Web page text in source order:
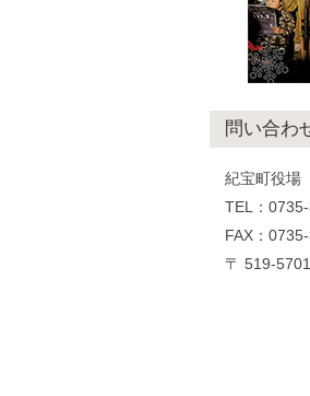
問い合わ
紀宝町役
TEL：
FAX：
〒 519-5701